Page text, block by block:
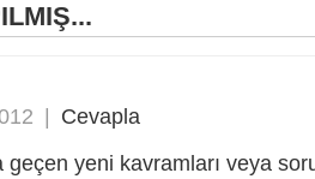
| Cevapla
geçen yeni kavramları veya